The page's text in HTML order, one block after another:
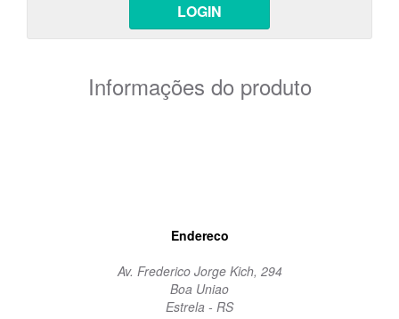
LOGIN
Informações do produto
Endereco
Av. Frederico Jorge Kich, 294
Boa Uniao
Estrela - RS